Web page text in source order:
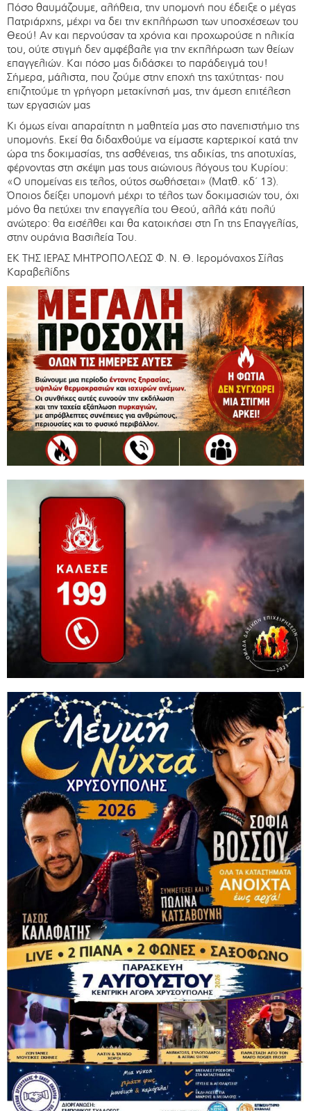
Πόσο θαυμάζουμε, αλήθεια, την υπομονή που έδειξε ο μέγας
Πατριάρχης, μέχρι να δει την εκπλήρωση των υποσχέσεων του
Θεού! Αν και περνούσαν τα χρόνια και προχωρούσε η ηλικία
του, ούτε στιγμή δεν αμφέβαλε για την εκπλήρωση των θείων
επαγγελιών. Και πόσο μας διδάσκει το παράδειγμά του!
Σήμερα, μάλιστα, που ζούμε στην εποχή της ταχύτητας· που
επιζητούμε τη γρήγορη μετακίνησή μας, την άμεση επιτέλεση
των εργασιών μας
Κι όμως είναι απαραίτητη η μαθητεία μας στο πανεπιστήμιο της
υπομονής. Εκεί θα διδαχθούμε να είμαστε καρτερικοί κατά την
ώρα της δοκιμασίας, της ασθένειας, της αδικίας, της αποτυχίας,
φέρνοντας στη σκέψη μας τους αιώνιους λόγους του Κυρίου:
«Ο υπομείνας εις τελος, ούτος σωθήσεται» (Ματθ. κδ΄ 13).
Όποιος δείξει υπομονή μέχρι το τέλος των δοκιμασιών του, όχι
μόνο θα πετύχει την επαγγελία του Θεού, αλλά κάτι πολύ
ανώτερο: θα εισέλθει και θα κατοικήσει στη Γη της Επαγγελίας,
στην ουράνια Βασιλεία Του.
ΕΚ ΤΗΣ ΙΕΡΑΣ ΜΗΤΡΟΠΟΛΕΩΣ Φ. Ν. Θ. Ιερομόναχος Σίλας
Καραβελίδης